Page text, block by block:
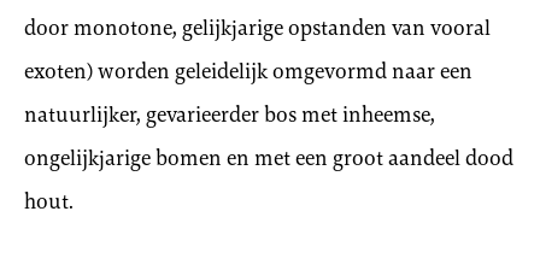
door monotone, gelijkjarige opstanden van vooral
exoten) worden geleidelijk omgevormd naar een
natuurlijker, gevarieerder bos met inheemse,
ongelijkjarige bomen en met een groot aandeel dood
hout.